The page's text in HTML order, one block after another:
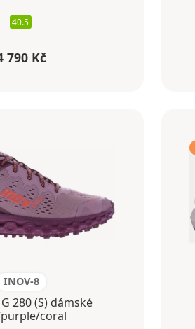
40.5
790 Kč
INOV-8
280 (S) dámské
coral